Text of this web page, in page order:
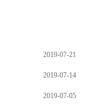
2019-07-21
2019-07-14
2019-07-05